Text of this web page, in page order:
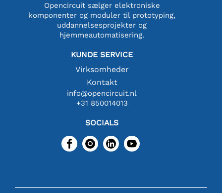
Opencircuit sælger elektroniske
komponenter og moduler til prototyping,
uddannelsesprojekter og
hjemmeautomatisering.
KUNDE SERVICE
Virksomheder
Kontakt
info@opencircuit.nl
+31 850014013
SOCIALS